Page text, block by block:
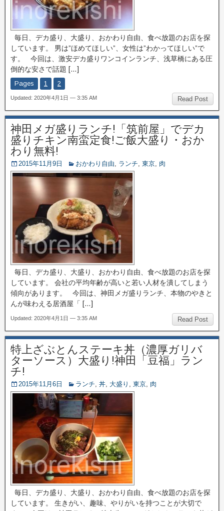
毎日、デカ盛り、大盛り、おかわり自由、食べ放題のお店を探
しています。 男は”ほめてほしい”、女性は”わかってほしい”で
す。 今回は、激安デカ盛りワンコインランチ、浅草橋にある圧
倒的な安さで話題 […]
Pages 1 2
Read Post
Updated: 2020年4月1日 — 3:35 AM
神田メガ盛りランチ!「筑前屋」でデカ
盛りチキン南蛮定食!ご飯大盛り・おか
わり無料!
2015年11月9日 おかわり自由, ランチ, 東京, 肉
毎日、デカ盛り、大盛り、おかわり自由、食べ放題のお店を探
しています。 会社の平均年齢が高いと若い人材を潰してしまう
傾向があります。 今回は、神田メガ盛りランチ、本物のやきと
んが味わえる居酒屋「 […]
Read Post
Updated: 2020年4月1日 — 3:35 AM
特上ざぶとんステーキ丼（濃厚ガリバ
ターソース）大盛り!神田「豆福」ラン
チ!
2015年11月6日 ランチ, 丼, 大盛り , 東京, 肉
毎日、デカ盛り、大盛り、おかわり自由、食べ放題のお店を探
しています。 生きがい、趣味、やりがいを持つことが大切で